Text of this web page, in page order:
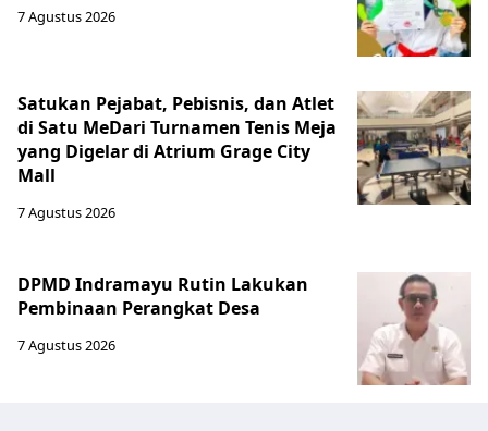
7 Agustus 2026
Satukan Pejabat, Pebisnis, dan Atlet
di Satu MeDari Turnamen Tenis Meja
yang Digelar di Atrium Grage City
Mall
7 Agustus 2026
DPMD Indramayu Rutin Lakukan
Pembinaan Perangkat Desa
7 Agustus 2026